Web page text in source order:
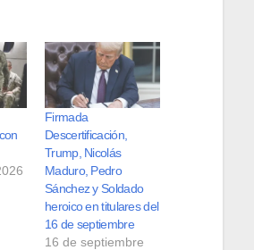
Firmada
Descertificación,
Trump, Nicolás
Maduro, Pedro
Sánchez y Soldado
heroico en titulares del
16 de septiembre
16 de septiembre